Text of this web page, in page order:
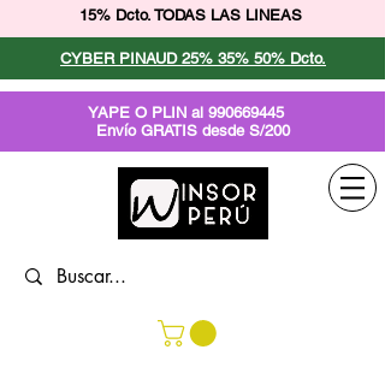
15% Dcto. TODAS LAS LINEAS
CYBER PINAUD 25% 35% 50% Dcto.
YAPE O PLIN al 990669445
Envío GRATIS desde S/200